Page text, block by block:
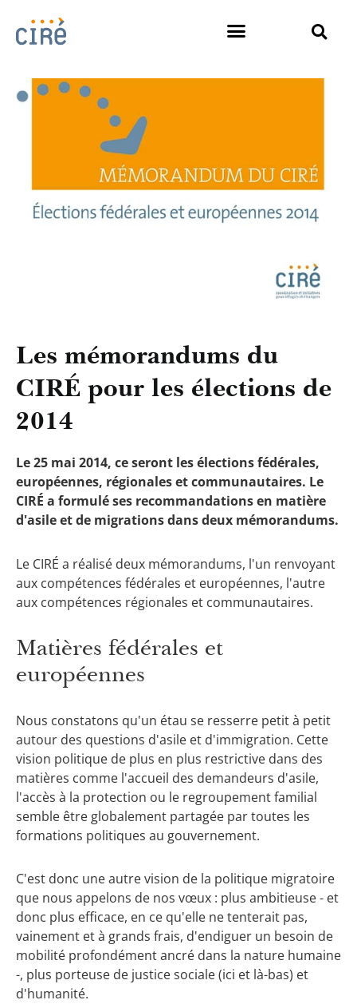
Les mémorandums du
CIRÉ pour les élections de
2014
Le 25 mai 2014, ce seront les élections fédérales,
européennes, régionales et communautaires. Le
CIRÉ a formulé ses recommandations en matière
d'asile et de migrations dans deux mémorandums.
Le CIRÉ a réalisé deux mémorandums, l'un renvoyant
aux compétences fédérales et européennes, l'autre
aux compétences régionales et communautaires.
Matières fédérales et
européennes
Nous constatons qu'un étau se resserre petit à petit
autour des questions d'asile et d'immigration. Cette
vision politique de plus en plus restrictive dans des
matières comme l'accueil des demandeurs d'asile,
l'accès à la protection ou le regroupement familial
semble être globalement partagée par toutes les
formations politiques au gouvernement.
C'est donc une autre vision de la politique migratoire
que nous appelons de nos vœux : plus ambitieuse - et
donc plus efficace, en ce qu'elle ne tenterait pas,
vainement et à grands frais, d'endiguer un besoin de
mobilité profondément ancré dans la nature humaine
-, plus porteuse de justice sociale (ici et là-bas) et
d'humanité.